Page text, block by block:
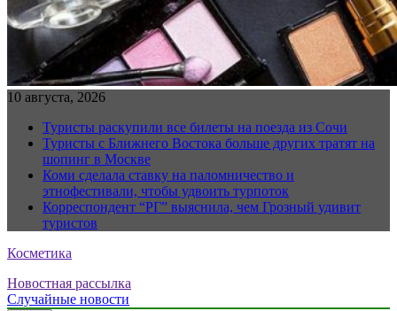
10 августа, 2026
Туристы раскупили все билеты на поезда из Сочи
Туристы с Ближнего Востока больше других тратят на
шопинг в Москве
Коми сделала ставку на паломничество и
этнофестивали, чтобы удвоить турпоток
Корреспондент “РГ” выяснила, чем Грозный удивит
туристов
Косметика
Новостная рассылка
Случайные новости